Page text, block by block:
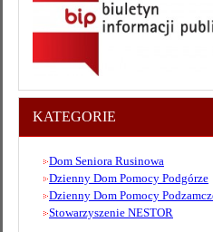
KATEGORIE
Dom Seniora Rusinowa
Dzienny Dom Pomocy Podgórze
Dzienny Dom Pomocy
Stowarzyszenie NESTOR